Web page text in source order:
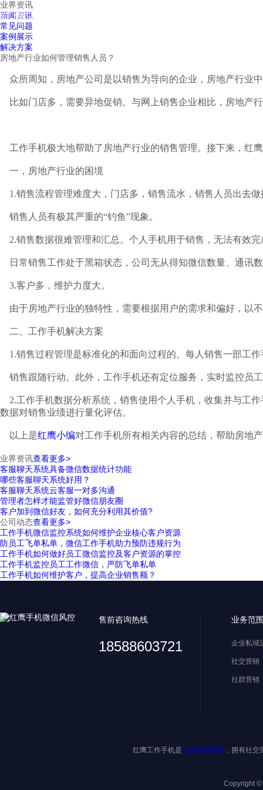
红鹰工作手机
业界资讯
新闻资讯
常见问题
案例展示
解决方案
房地产行业如何管理销售人员？
众所周知，房地产公司是以销售为导向的企业，房地产行业
比如门店多，需要异地促销。与网上销售企业相比，房地产
工作手机极大地帮助了房地产行业的销售管理。接下来，红
一，房地产行业的困境
1.销售流程管理难度大，门店多，销售流水，销售人员出去
销售人员有极其严重的“钓鱼”现象。
2.销售数据很难管理和汇总。个人手机用于销售，无法有效
日常销售工作处于黑箱状态，公司无从得知微信数量、通讯
3.客户多，维护力度大。
由于房地产行业的独特性，需要根据用户的需求和偏好，以
二、工作手机解决方案
1.销售过程管理是标准化的和面向过程的。每人销售一部工
销售跟随行动。此外，工作手机还有定位服务，实时监控员
2.工作手机数据分析系统，销售使用个人手机，收集并与工
数据对销售业绩进行量化评估。
以上是红鹰小编对工作手机所有相关内容的总结，帮助房地
业界资讯查看更多>
客服聊天系统具备微信数据统计功能
哪些客服聊天系统好用？
客服聊天系统云客服一对多沟通
管理者怎样才能监管好微信朋友圈
客户加到微信好友，如何充分利用其价值?
公司动态查看更多>
工作手机微信监控系统如何维护企业核心客户资源
防员工飞单私单，微信工作手机助力预防违规行为
工作手机如何做好员工微信监控及客户资源的掌控
工作手机监控员工工作微信，严防飞单私单
工作手机如何维护客户，提高企业销售额？
售前咨询热线
18588603721
业务范
企业私域
社交营销
社群营销
红鹰工作手机是社交营销系统 ，拥有社
Copyright ©